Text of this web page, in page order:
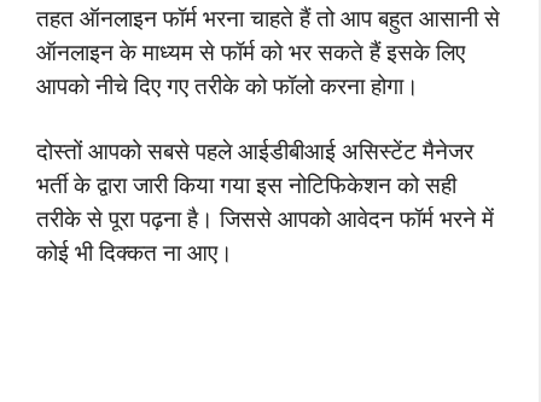
तहत ऑनलाइन फॉर्म भरना चाहते हैं तो आप बहुत आसानी से
ऑनलाइन के माध्यम से फॉर्म को भर सकते हैं इसके लिए
आपको नीचे दिए गए तरीके को फॉलो करना होगा।
दोस्तों आपको सबसे पहले आईडीबीआई असिस्टेंट मैनेजर
भर्ती के द्वारा जारी किया गया इस नोटिफिकेशन को सही
तरीके से पूरा पढ़ना है। जिससे आपको आवेदन फॉर्म भरने में
कोई भी दिक्कत ना आए।